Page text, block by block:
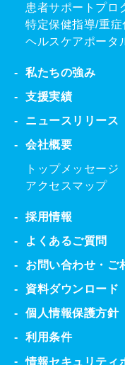
患者サポートプロ
特定保健指導/重症
ヘルスケアポータ
私たちの強み
支援実績
ニュースリリース
会社概要
トップメッセージ
アクセスマップ
採用情報
よくあるご質問
お問い合わせ・ご
資料ダウンロード
個人情報保護方針
利用条件
情報セキュリティ